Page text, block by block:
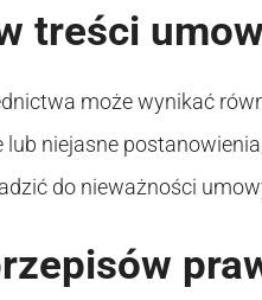
treści
może wynikać
niejasne
do nieważności